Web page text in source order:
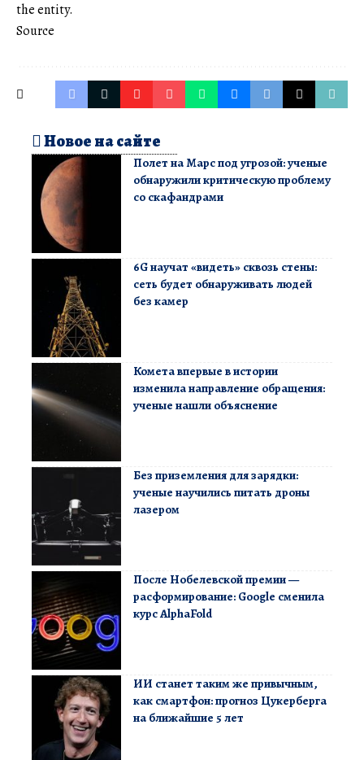
the entity.
Source
Новое на сайте
Полет на Марс под угрозой: ученые
обнаружили критическую проблему
со скафандрами
6G научат «видеть» сквозь стены:
сеть будет обнаруживать людей
без камер
Комета впервые в истории
изменила направление обращения:
ученые нашли объяснение
Без приземления для зарядки:
ученые научились питать дроны
лазером
После Нобелевской премии —
расформирование: Google сменила
курс AlphaFold
ИИ станет таким же привычным,
как смартфон: прогноз Цукерберга
на ближайшие 5 лет